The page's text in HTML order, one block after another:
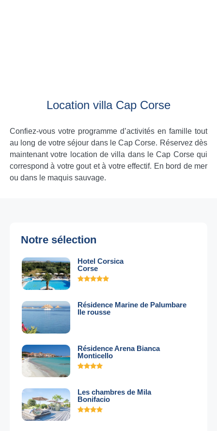
Location villa Cap Corse
Confiez-vous votre programme d’activités en famille tout
au long de votre séjour dans le Cap Corse. Réservez dès
maintenant votre location de villa dans le Cap Corse qui
correspond à votre gout et à votre effectif. En bord de mer
ou dans le maquis sauvage.
Notre sélection
Hotel Corsica
Corse
Résidence Marine de Palumbare
Ile rousse
Résidence Arena Bianca
Monticello
Les chambres de Mila
Bonifacio